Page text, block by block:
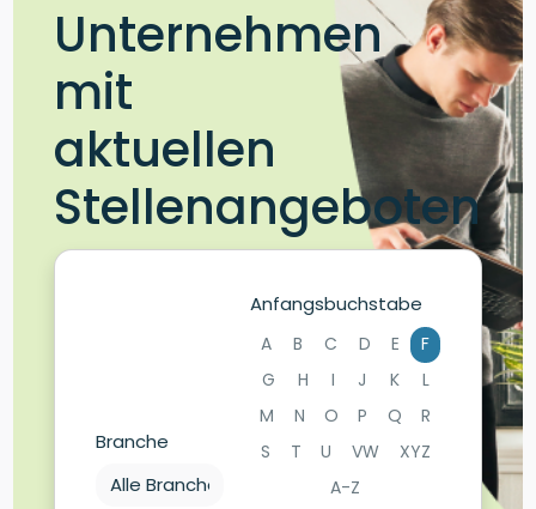
Unternehmen
mit
aktuellen
Stellenangeboten
Branche
Anfangsbuchstabe
A B C D E
F
G
H I J K
L
M
N O P Q
R
S
T U VW
XYZ
A-Z